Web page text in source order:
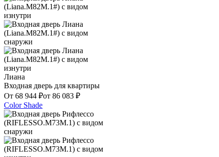
Лиана
Входная дверь для квартиры
От 68 944 ₽от 86 083 ₽
Color Shade